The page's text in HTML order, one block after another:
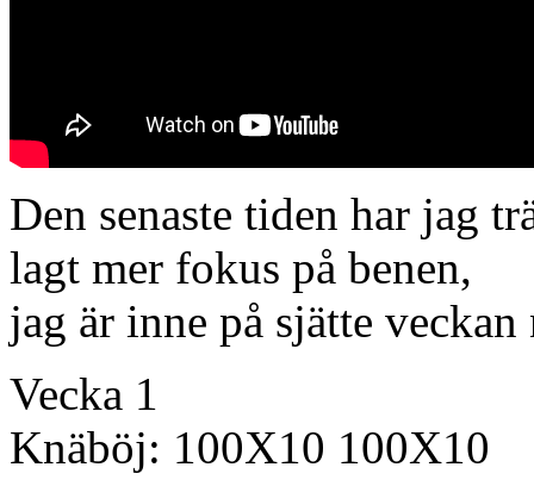
Den senaste tiden har jag
lagt mer fokus på benen,
jag är inne på sjätte
Vecka 1
Knäböj: 100X10 100X10